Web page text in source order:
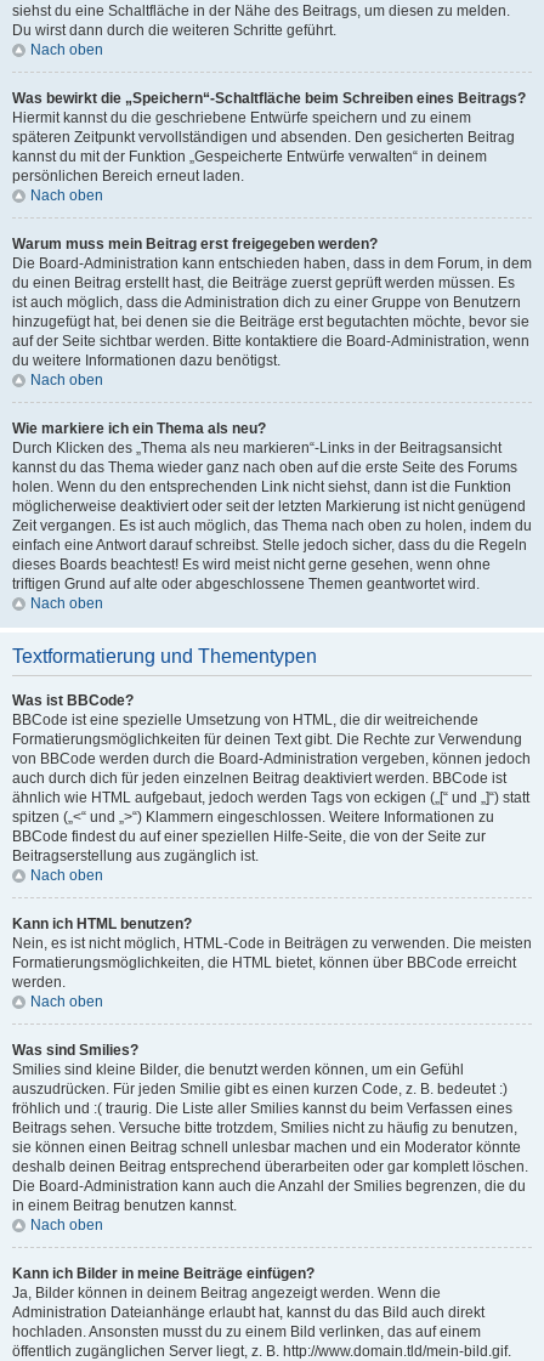
siehst du eine Schaltfläche in der Nähe des Beitrags, um diesen zu melden.
Du wirst dann durch die weiteren Schritte geführt.
Nach oben
Was bewirkt die „Speichern“-Schaltfläche beim Schreiben eines Beitrags?
Hiermit kannst du die geschriebene Entwürfe speichern und zu einem
späteren Zeitpunkt vervollständigen und absenden. Den gesicherten Beitrag
kannst du mit der Funktion „Gespeicherte Entwürfe verwalten“ in deinem
persönlichen Bereich erneut laden.
Nach oben
Warum muss mein Beitrag erst freigegeben werden?
Die Board-Administration kann entschieden haben, dass in dem Forum, in dem
du einen Beitrag erstellt hast, die Beiträge zuerst geprüft werden müssen. Es
ist auch möglich, dass die Administration dich zu einer Gruppe von Benutzern
hinzugefügt hat, bei denen sie die Beiträge erst begutachten möchte, bevor sie
auf der Seite sichtbar werden. Bitte kontaktiere die Board-Administration, wenn
du weitere Informationen dazu benötigst.
Nach oben
Wie markiere ich ein Thema als neu?
Durch Klicken des „Thema als neu markieren“-Links in der Beitragsansicht
kannst du das Thema wieder ganz nach oben auf die erste Seite des Forums
holen. Wenn du den entsprechenden Link nicht siehst, dann ist die Funktion
möglicherweise deaktiviert oder seit der letzten Markierung ist nicht genügend
Zeit vergangen. Es ist auch möglich, das Thema nach oben zu holen, indem du
einfach eine Antwort darauf schreibst. Stelle jedoch sicher, dass du die Regeln
dieses Boards beachtest! Es wird meist nicht gerne gesehen, wenn ohne
triftigen Grund auf alte oder abgeschlossene Themen geantwortet wird.
Nach oben
Textformatierung und Thementypen
Was ist BBCode?
BBCode ist eine spezielle Umsetzung von HTML, die dir weitreichende
Formatierungsmöglichkeiten für deinen Text gibt. Die Rechte zur Verwendung
von BBCode werden durch die Board-Administration vergeben, können jedoch
auch durch dich für jeden einzelnen Beitrag deaktiviert werden. BBCode ist
ähnlich wie HTML aufgebaut, jedoch werden Tags von eckigen („[“ und „]“) statt
spitzen („<“ und „>“) Klammern eingeschlossen. Weitere Informationen zu
BBCode findest du auf einer speziellen Hilfe-Seite, die von der Seite zur
Beitragserstellung aus zugänglich ist.
Nach oben
Kann ich HTML benutzen?
Nein, es ist nicht möglich, HTML-Code in Beiträgen zu verwenden. Die meisten
Formatierungsmöglichkeiten, die HTML bietet, können über BBCode erreicht
werden.
Nach oben
Was sind Smilies?
Smilies sind kleine Bilder, die benutzt werden können, um ein Gefühl
auszudrücken. Für jeden Smilie gibt es einen kurzen Code, z. B. bedeutet :)
fröhlich und :( traurig. Die Liste aller Smilies kannst du beim Verfassen eines
Beitrags sehen. Versuche bitte trotzdem, Smilies nicht zu häufig zu benutzen,
sie können einen Beitrag schnell unlesbar machen und ein Moderator könnte
deshalb deinen Beitrag entsprechend überarbeiten oder gar komplett löschen.
Die Board-Administration kann auch die Anzahl der Smilies begrenzen, die du
in einem Beitrag benutzen kannst.
Nach oben
Kann ich Bilder in meine Beiträge einfügen?
Ja, Bilder können in deinem Beitrag angezeigt werden. Wenn die
Administration Dateianhänge erlaubt hat, kannst du das Bild auch direkt
hochladen. Ansonsten musst du zu einem Bild verlinken, das auf einem
öffentlich zugänglichen Server liegt, z. B. http://www.domain.tld/mein-bild.gif.